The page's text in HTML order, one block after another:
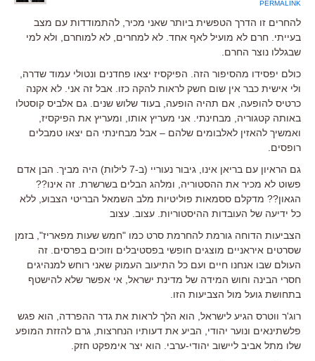
PERMALINK
להחרים זו הדרך הטפשית ביותר שאני מכיר, להתמודדות עם מצב
בעייתי. חרם לא מועיל לאף אחד. לא למחרים, לא למוחרם, ולא למי
שבגללו נוצר החרם.
כולם יפסידו מהסיפור הזה. הפיקסיז יצאו פחדנים ונטולי עמוד שדרה,
ולי אישית כבר אין שום חשק לראות להקה כזו. אבל זה אני. לא אקנה
כרטיס להופעה, אם תהיה הופעה, בעוד שלוש שנים. גם אלביס קוסטלו
באותה קטגוריה, מבחינתי. אני מעריץ אותו, ומעריץ את הפיקסיז,
ואמשיך להאזין לאלבומים שלהם – אבל מבחינתי הם יצאו טמבלים
רופסים.
גם הראיון עם בריאן אינו, גיבור נעוריי (ב-7 לילות) היה מביך. הבן אדם
פשוט לא מכיר את ההסטוריה, ומלהג הבלים בשרשרת. זה אינו??
הגאון?? מדקלם ססמאות פוליטיות מלב השמאל הבריטי הצבוע, ללא
כל ידיעה של העובדות ההיסטוריות. עצוב. עצוב
הצביעות הדוחה גורמת להחרמת סרט כמו "חמש שעות מפאריז", בזמן
שסרטים איראניים מוצגים חופשי בפסטיבלים וזוכים בפרסים. זה
העולם שבו אנחנו חיים ועם כל התיעוב העמוק שאני רוחש למנהיגים
חסרי הבינה וחוש המידה של מדינת ישראל, אי אפשר שלא להישטף
בתחושת גועל מול הצביעות הזו.
רוג'ר ווטרס הגיע לישראל, הוא הלך לראות את גדר ההפרדה, הוא פגש
פלשתינאים ונוער יהודי, הביע את דעותיו הנחרצות, גרם להזזת המופע
שלו מתל אביב ליישוב יהודי-ערבי. הוא יצר אימפקט חזק.